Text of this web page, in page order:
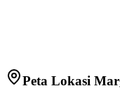
Peta Lokasi